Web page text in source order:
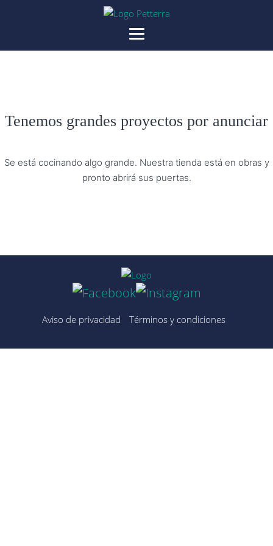
Tenemos grandes proyectos por anunciar
Se está cocinando algo grande. Nuestra tienda está en obras y
pronto abrirá sus puertas.
Aviso de privacidad Términos y condiciones